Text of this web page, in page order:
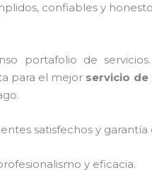
confiables y
portafolio de
para el mejor servicio de
satisfechos y
y eficacia.